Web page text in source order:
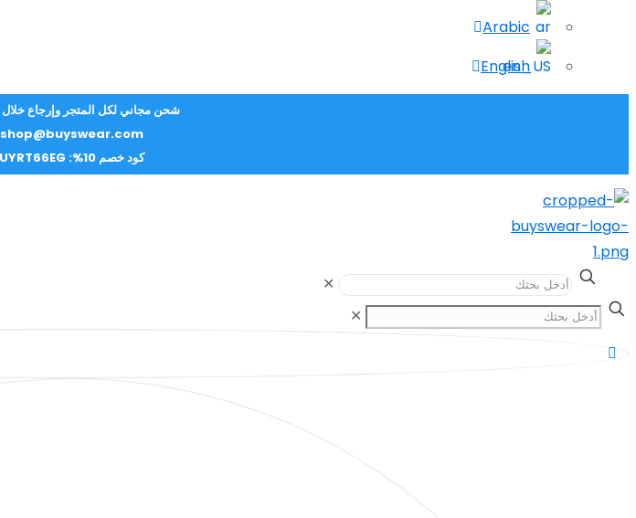
Arabic
English
شحن مجاني لكل المتجر وإرجاع خلال 15 يومًا
shop@buyswear.com
كود خصم 10%: UYRT66EG
✕
✕